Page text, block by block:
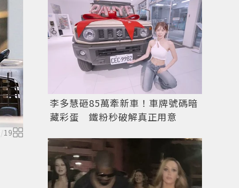
/19
每日郵報
李多慧砸85萬牽新車！車牌號碼暗
藏彩蛋 鐵粉秒破解真正用意